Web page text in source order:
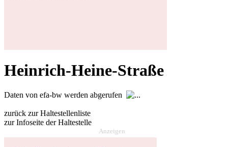
Heinrich-Heine-Straße
Daten von efa-bw werden abgerufen
zurück zur Haltestellenliste
zur Infoseite der Haltestelle
Anzeigen